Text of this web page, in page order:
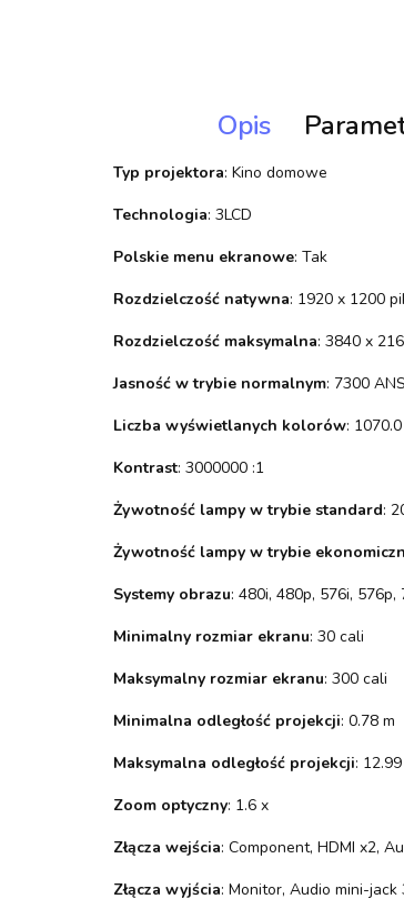
Opis
Typ projektora: Kino domowe
Technologia: 3LCD
Polskie menu ekranowe: Tak
Rozdzielczość natywna: 1920 x 1200
Rozdzielczość maksymalna: 3840 x
Jasność w trybie normalnym: 7300
Liczba wyświetlanych kolorów:
Kontrast: 3000000 :1
Żywotność lampy w trybie standard:
Żywotność lampy w trybie
Systemy obrazu: 480i, 480p, 576i,
Minimalny rozmiar ekranu: 30 cali
Maksymalny rozmiar ekranu: 300 cali
Minimalna odległość projekcji: 0.78 m
Maksymalna odległość projekcji:
Zoom optyczny: 1.6 x
Złącza wejścia: Component, HDMI x2,
Złącza wyjścia: Monitor, Audio mini-